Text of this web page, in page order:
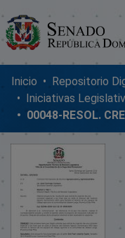
Comunidades
Glosario
Nosotros
Inicio
Iniciativas